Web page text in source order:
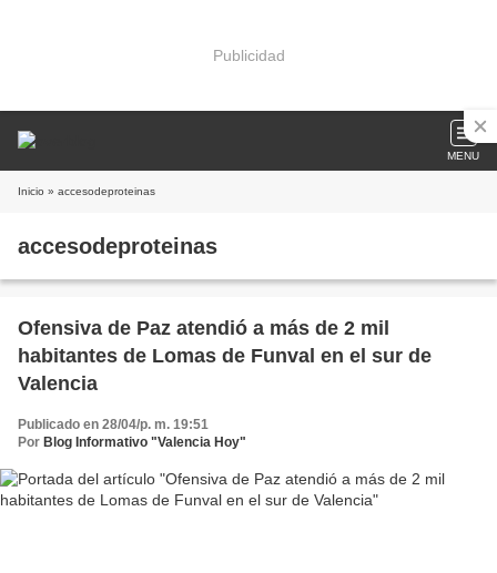
Publicidad
MENU
Inicio » accesodeproteinas
accesodeproteinas
Ofensiva de Paz atendió a más de 2 mil
habitantes de Lomas de Funval en el sur de
Valencia
Publicado en 28/04/p. m. 19:51
Por Blog Informativo "Valencia Hoy"